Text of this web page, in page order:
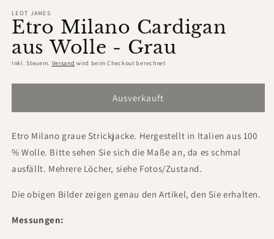
LEOT JAMES
Etro Milano Cardigan
aus Wolle - Grau
Inkl. Steuern. Versand wird beim Checkout berechnet
Ausverkauft
Etro Milano graue Strickjacke. Hergestellt in Italien aus 100
% Wolle. Bitte sehen Sie sich die Maße an, da es schmal
ausfällt. Mehrere Löcher, siehe Fotos/Zustand.
Die obigen Bilder zeigen genau den Artikel, den Sie erhalten.
Messungen: